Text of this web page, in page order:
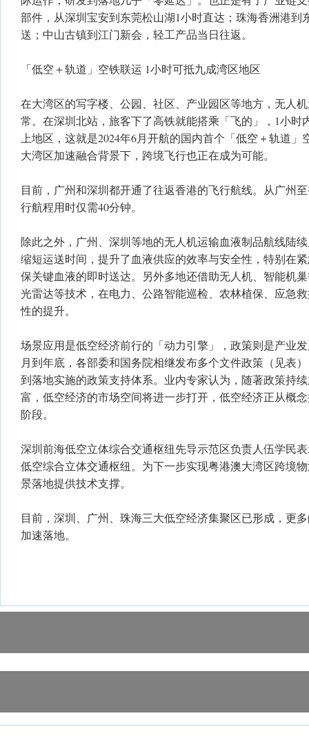
部件，从深圳宝安到东莞松山湖1小时直达；珠海香洲港到
送；中山古镇到江门新会，轻工产品当日往返。
「低空＋轨道」空铁联运 1小时可抵九成湾区地区
在大湾区的写字楼、公园、社区、产业园区等地方，无人
常。在深圳北站，旅客下了高铁就能搭乘「飞的」，1小时
上地区，这就是2024年6月开航的国内首个「低空＋轨道
大湾区加速融合背景下，跨境飞行也正在成为可能。
目前，广州和深圳都开通了往返香港的飞行航线。从广州
行航程用时仅需40分钟。
除此之外，广州、深圳等地的无人机运输血液制品航线陆
缩短运送时间，提升了血液供应的效率与安全性，特别在
保关键血液的即时送达。另外多地还借助无人机、智能机
光雷达等技术，在电力、公路智能巡检、农林植保、应急
性的提升。
场景应用是低空经济前行的「动力引擎」，政策则是产业
月到年底，各部委和国务院相继发布多个文件政策（见表
到落地实施的政策支持体系。业内专家认为，随著政策持
富，低空经济的市场空间将进一步打开，低空经济正从概
阶段。
深圳前海低空立体综合交通枢纽先导示范区负责人伍学民
低空综合立体交通枢纽。为下一步实现粤港澳大湾区跨境
景落地提供技术支撑。
目前，深圳、广州、珠海三大低空经济集聚区已形成，更
加速落地。